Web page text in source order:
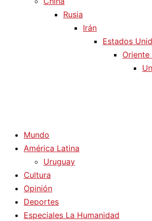
Rusia
Irán
Estados
Mundo
América Latina
Uruguay
Cultura
Opinión
Deportes
Especiales La Humanidad